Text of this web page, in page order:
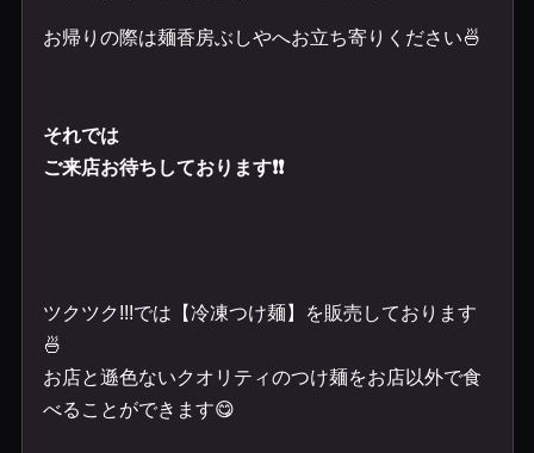
お帰りの際は麺香房ぶしやへお立ち寄りください🍜
それでは
ご来店お待ちしております❗️❗️
ツクツク !!!では【冷凍つけ麺】
を販売しております
🍜
お店と遜色ないクオリティのつけ麺をお店以外で食
べることができます😋